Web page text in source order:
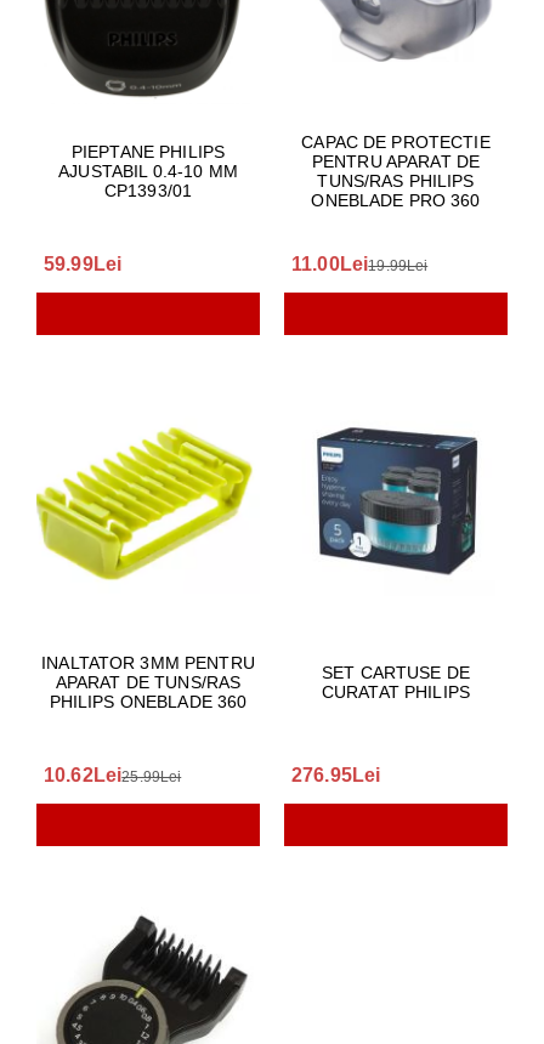
PIEPTANE PHILIPS
AJUSTABIL 0.4-10 MM
CP1393/01
59.99Lei
CAPAC DE PROTECTIE
PENTRU APARAT DE
TUNS/RAS PHILIPS
ONEBLADE PRO 360
11.00Lei19.99Lei
INALTATOR 3MM PENTRU
APARAT DE TUNS/RAS
PHILIPS ONEBLADE 360
10.62Lei25.99Lei
SET CARTUSE DE
CURATAT PHILIPS
276.95Lei